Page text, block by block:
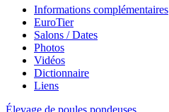
Informations complémentaires
EuroTier
Salons / Dates
Photos
Vidéos
Dictionnaire
Liens
Élevage de poules pondeuses